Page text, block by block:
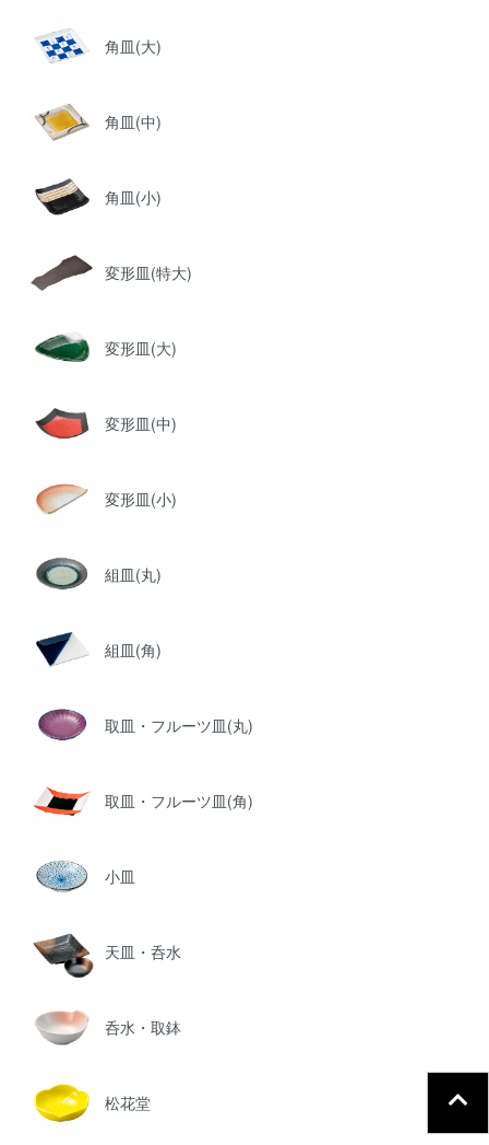
角皿(大)
角皿(中)
角皿(小)
変形皿(特大)
変形皿(大)
変形皿(中)
変形皿(小)
組皿(丸)
組皿(角)
取皿・フルーツ皿(丸)
取皿・フルーツ皿(角)
小皿
天皿・呑水
呑水・取鉢
松花堂